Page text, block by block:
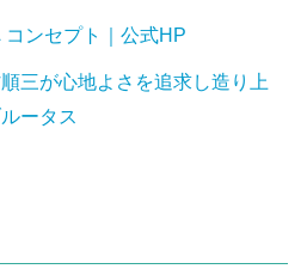
コンセプト｜公式HP
三が心地よさを追求し造り上
ータス